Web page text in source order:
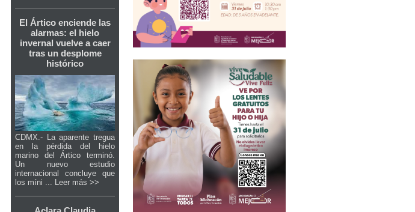
El Ártico enciende las
alarmas: el hielo
invernal vuelve a caer
tras un desplome
histórico
CDMX.- La aparente tregua
en la pérdida del hielo
marino del Ártico terminó.
Un nuevo estudio
internacional concluye que
los míni ...
Leer más >>